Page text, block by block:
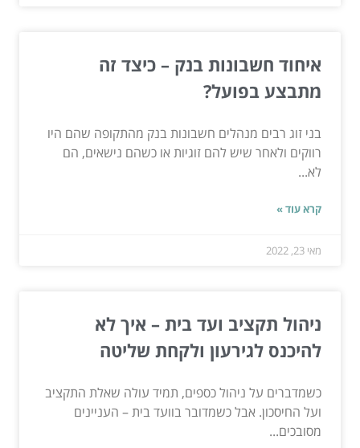
איחוד חשבונות בנק – כיצד זה
מתבצע בפועל?
בני זוג רבים מנהלים חשבונות בנק מהתקופה שהם היו
רווקים ולאחר שיש להם זוגיות או כשהם נישאים, הם
לא...
קרא עוד »
מאי 23, 2022
ניהול תקציב ועד בית – איך לא
להיכנס לגירעון ולקחת שליטה
כשמדברים על ניהול כספים, תמיד עולה שאלת התקציב
ועל החיסכון. אבל כשמדובר בוועד בית – העניינים
מסובכים...